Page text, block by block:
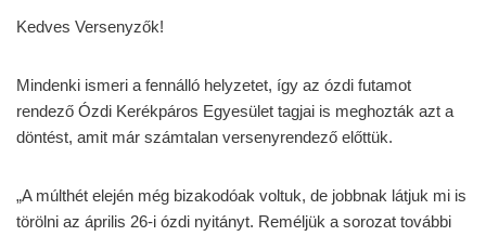
Kedves Versenyzők!
Mindenki ismeri a fennálló helyzetet, így az ózdi futamot
rendező Ózdi Kerékpáros Egyesület tagjai is meghozták azt a
döntést, amit már számtalan versenyrendező előttük.
„A múlthét elején még bizakodóak voltuk, de jobbnak látjuk mi is
törölni az április 26-i ózdi nyitányt. Reméljük a sorozat további